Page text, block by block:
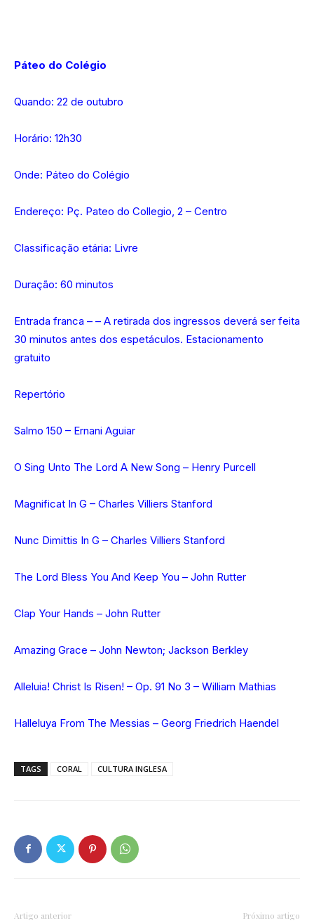
Páteo do Colégio
Quando: 22 de outubro
Horário: 12h30
Onde: Páteo do Colégio
Endereço: Pç. Pateo do Collegio, 2 – Centro
Classificação etária: Livre
Duração: 60 minutos
Entrada franca – – A retirada dos ingressos deverá ser feita
30 minutos antes dos espetáculos. Estacionamento
gratuito
Repertório
Salmo 150 – Ernani Aguiar
O Sing Unto The Lord A New Song – Henry Purcell
Magnificat In G – Charles Villiers Stanford
Nunc Dimittis In G – Charles Villiers Stanford
The Lord Bless You And Keep You – John Rutter
Clap Your Hands – John Rutter
Amazing Grace – John Newton; Jackson Berkley
Alleluia! Christ Is Risen! – Op. 91 No 3 – William Mathias
Halleluya From The Messias – Georg Friedrich Haendel
TAGS CORAL CULTURA INGLESA
Artigo anterior Próximo artigo